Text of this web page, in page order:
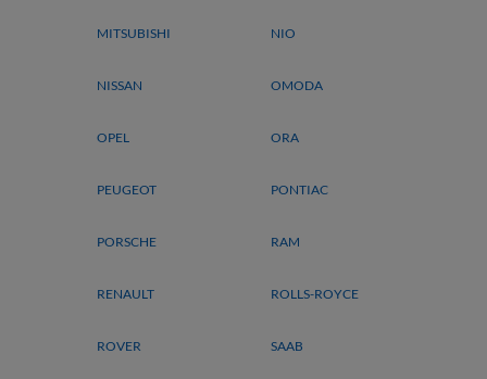
MITSUBISHI NIO
NISSAN OMODA
OPEL ORA
PEUGEOT PONTIAC
PORSCHE RAM
RENAULT ROLLS-ROYCE
ROVER SAAB